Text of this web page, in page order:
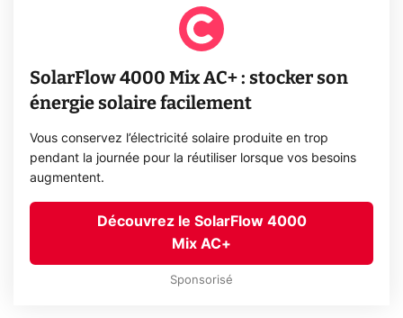
SolarFlow 4000 Mix AC+ : stocker son
énergie solaire facilement
Vous conservez l’électricité solaire produite en trop
pendant la journée pour la réutiliser lorsque vos besoins
augmentent.
Découvrez le SolarFlow 4000
Mix AC+
Sponsorisé